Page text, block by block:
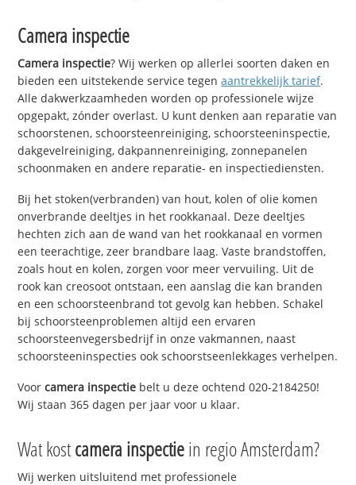
Camera inspectie
Camera inspectie? Wij werken op allerlei soorten daken en
bieden een uitstekende service tegenaantrekkelijk tarief.
Alle dakwerkzaamheden worden op professionele wijze
opgepakt, zónder overlast. U kunt denken aan reparatie van
schoorstenen, schoorsteenreiniging, schoorsteeninspectie,
dakgevelreiniging, dakpannenreiniging, zonnepanelen
schoonmaken en andere reparatie- en inspectiediensten.
Bij het stoken(verbranden) van hout, kolen of olie komen
onverbrande deeltjes in het rookkanaal. Deze deeltjes
hechten zich aan de wand van het rookkanaal en vormen
een teerachtige, zeer brandbare laag. Vaste brandstoffen,
zoals hout en kolen, zorgen voor meer vervuiling. Uit de
rook kan creosoot ontstaan, een aanslag die kan branden
en een schoorsteenbrand tot gevolg kan hebben. Schakel
bij schoorsteenproblemen altijd een ervaren
schoorsteenvegersbedrijf in onze vakmannen, naast
schoorsteeninspecties ook schoorstseenlekkages verhelpen.
Voorcamera inspectie belt u deze ochtend 020-2184250!
Wij staan 365 dagen per jaar voor u klaar.
Wat kostcamera inspectiein regio Amsterdam?
Wij werken uitsluitend met professionele